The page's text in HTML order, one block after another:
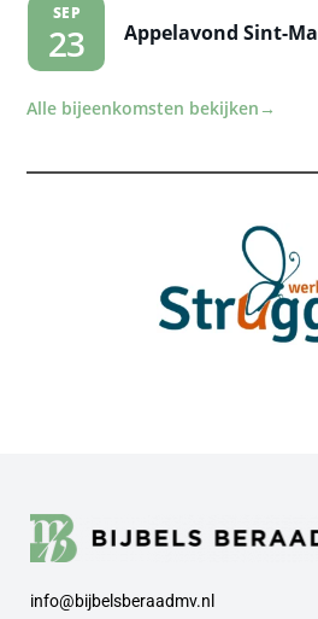
SEP
23 Appelavond Sint-
Alle bijeenkomsten bekijken →
info@bijbelsberaadmv.nl